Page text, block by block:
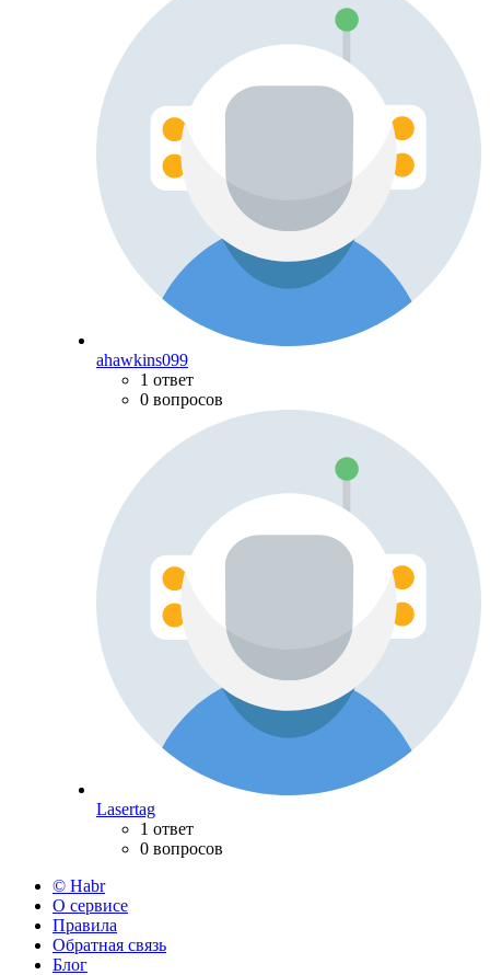
ahawkins099
1 ответ
0 вопросов
Lasertag
1 ответ
0 вопросов
© Habr
О сервисе
Правила
Обратная связь
Блог